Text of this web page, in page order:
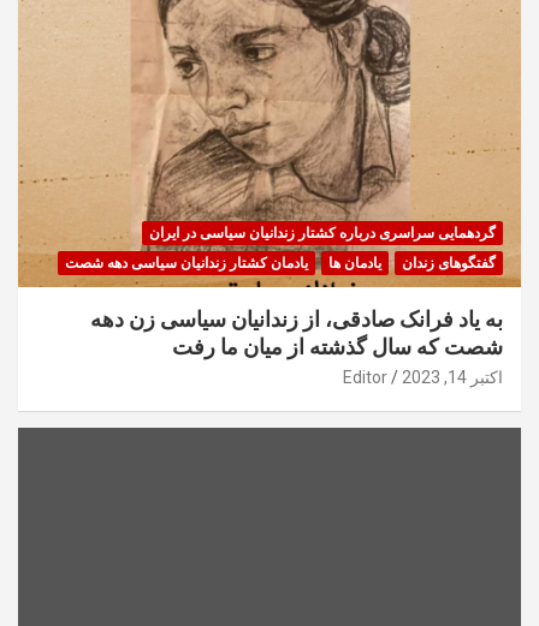
گردهمایی سراسری درباره کشتار زندانیان سیاسی در ایران
گفتگوهای زندان
یادمان ها یادمان کشتار زندانیان سیاسی دهه شصت
به یاد فرانک صادقی، از زندانیان سیاسی زن دهه
شصت که سال گذشته از میان ما رفت
اکتبر 14, 2023 Editor